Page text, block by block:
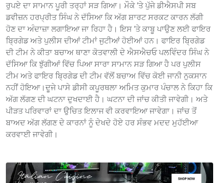
ਰੁਪਏ ਦਾ ਸਾਮਾਨ ਪੂਰੀ ਤਰ੍ਹਾਂ ਸੜ ਗਿਆ। ਮੌਕੇ ’ਤੇ ਪੁੱਜੇ ਡੀਐਸਪੀ ਸਬ
ਡਵੀਜ਼ਨ ਹਰਪ੍ਰੀਤ ਸਿੰਘ ਨੇ ਦੱਸਿਆ ਕਿ ਅੱਗ ਸ਼ਾਰਟ ਸਰਕਟ ਕਾਰਨ ਲੱਗੀ
ਹੋਣ ਦਾ ਅੰਦਾਜ਼ਾ ਲਗਾਇਆ ਜਾ ਰਿਹਾ ਹੈ। ਇਸ ’ਤੇ ਕਾਬੂ ਪਾਉਣ ਲਈ ਫਾਇਰ
ਬ੍ਰਿਗੇਡ ਅਤੇ ਪੁਲੀਸ ਦੀਆਂ ਟੀਮਾਂ ਜੁਟੀਆਂ ਹੋਈਆਂ ਹਨ। ਫਾਇਰ ਬ੍ਰਿਗੇਡ
ਦੀ ਟੀਮ ਨੇ ਕੀਤਾ ਬਚਾਅ ਥਾਣਾ ਕੋਤਵਾਲੀ ਦੇ ਐਸਐਚਓ ਪਲਵਿੰਦਰ ਸਿੰਘ ਨੇ
ਦੱਸਿਆ ਕਿ ਝੁੱਗੀਆਂ ਵਿੱਚ ਪਿਆ ਸਾਰਾ ਸਾਮਾਨ ਸੜ ਗਿਆ ਹੈ ਪਰ ਪੁਲੀਸ
ਟੀਮ ਅਤੇ ਫਾਇਰ ਬ੍ਰਿਗੇਡ ਦੀ ਟੀਮ ਵੱਲੋਂ ਬਚਾਅ ਵਿੱਚ ਕੋਈ ਜਾਨੀ ਨੁਕਸਾਨ
ਨਹੀਂ ਹੋਇਆ।ਦੂਜੇ ਪਾਸੇ ਡੀਸੀ ਕਪੂਰਥਲਾ ਅਮਿਤ ਕੁਮਾਰ ਪੰਚਾਲ ਨੇ ਕਿਹਾ ਕਿ
ਅੱਗ ਲੱਗਣ ਦੀ ਘਟਨਾ ਦੁਖਦਾਈ ਹੈ। ਘਟਨਾ ਦੀ ਜਾਂਚ ਕੀਤੀ ਜਾਵੇਗੀ। ਅਤੇ
ਪੀੜਤ ਪਰਿਵਾਰਾਂ ਦਾ ਉਚਿਤ ਇਲਾਜ ਵੀ ਕਰਵਾਇਆ ਜਾਵੇਗਾ। ਜਾਂਚ ਤੋਂ
ਬਾਅਦ ਅੱਗ ਲੱਗਣ ਦੇ ਕਾਰਨਾਂ ਨੂੰ ਦੇਖਦੇ ਹੋਏ ਹਰ ਸੰਭਵ ਮਦਦ ਮੁਹੱਈਆ
ਕਰਵਾਈ ਜਾਵੇਗੀ।